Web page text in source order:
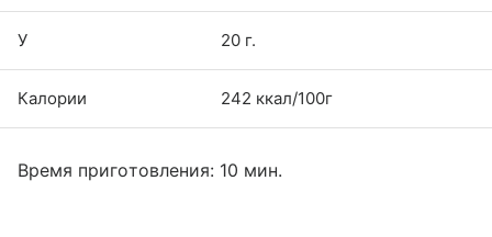
У 20 г.
Калории 242 ккал/100г
Время приготовления: 10 мин.